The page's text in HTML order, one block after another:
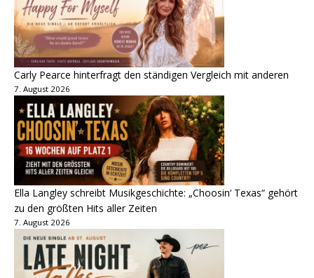
Carly Pearce hinterfragt den ständigen Vergleich mit anderen
7. August 2026
Ella Langley schreibt Musikgeschichte: „Choosin‘ Texas“ gehört
zu den größten Hits aller Zeiten
7. August 2026